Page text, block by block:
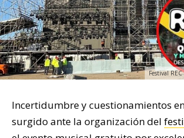
Festival
Incertidumbre y cuestionamientos
surgido ante la organización del